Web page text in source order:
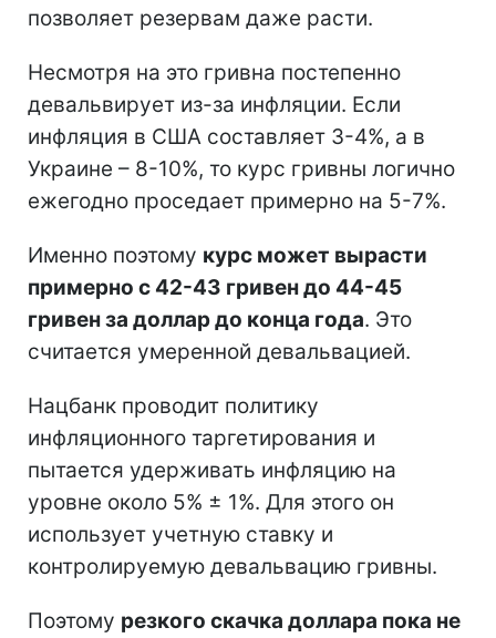
позволяет резервам даже расти.
Несмотря на это гривна постепенно
девальвирует из-за инфляции. Если
инфляция в США составляет 3-4%, а в
Украине – 8-10%, то курс гривны логично
ежегодно проседает примерно на 5-7%.
Именно поэтому курс может вырасти
примерно с 42-43 гривен до 44-45
гривен за доллар до конца года. Это
считается умеренной девальвацией.
Нацбанк проводит политику
инфляционного таргетирования и
пытается удерживать инфляцию на
уровне около 5% ± 1%. Для этого он
использует учетную ставку и
контролируемую девальвацию гривны.
Поэтому резкого скачка доллара пока не